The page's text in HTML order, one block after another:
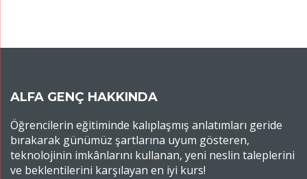
ALFA GENÇ HAKKINDA
Öğrencilerin eğitiminde kalıplaşmış anlatımları geride
bırakarak günümüz şartlarına uyum gösteren,
teknolojinin imkânlarını kullanan, yeni neslin taleplerini
ve beklentilerini karşılayan en iyi kurs!